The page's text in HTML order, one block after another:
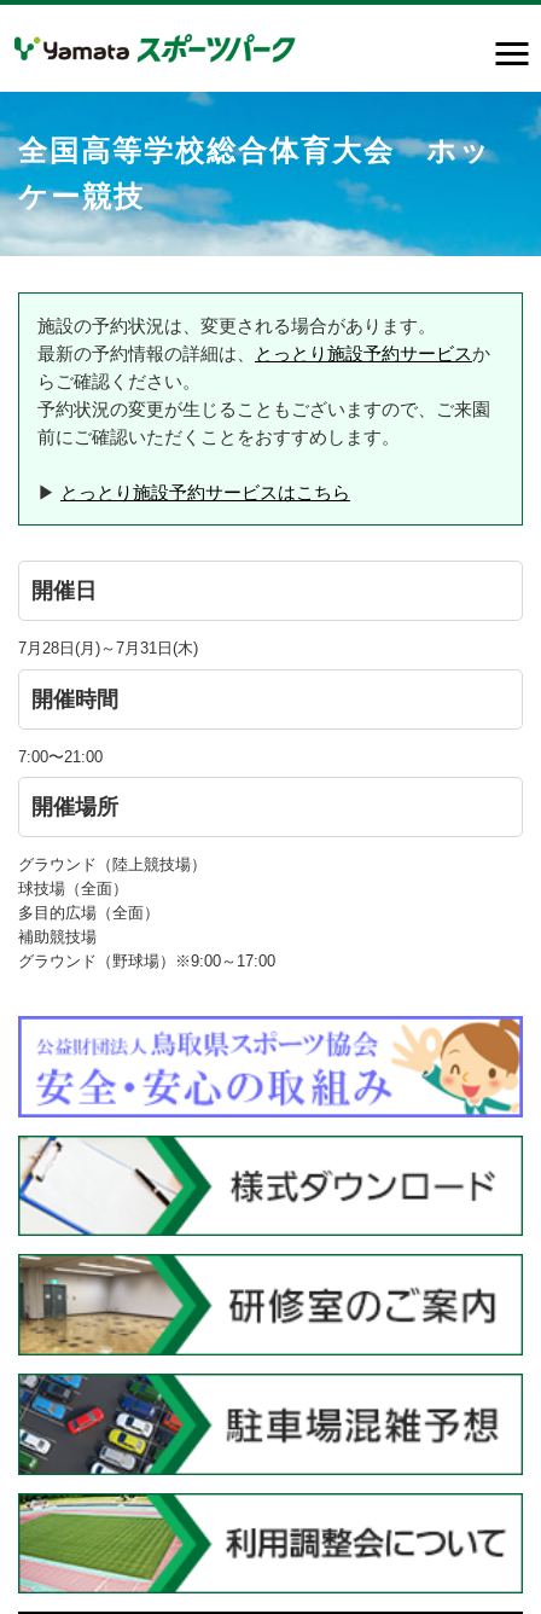
全国高等学校総合体育大会 ホッ
ケー競技
施設の予約状況は、変更される場合があります。
最新の予約情報の詳細は、
とっとり施設予約サービスか
らご確認ください。
予約状況の変更が生じることもございますので、ご来園
前にご確認いただくことをおすすめします。
▶ とっとり施設予約サービスはこちら
開催日
7月28日(月)～7月31日(木)
開催時間
7:00〜21:00
開催場所
グラウンド（陸上競技場）
球技場（全面）
多目的広場（全面）
補助競技場
グラウンド（野球場）※9:00～17:00